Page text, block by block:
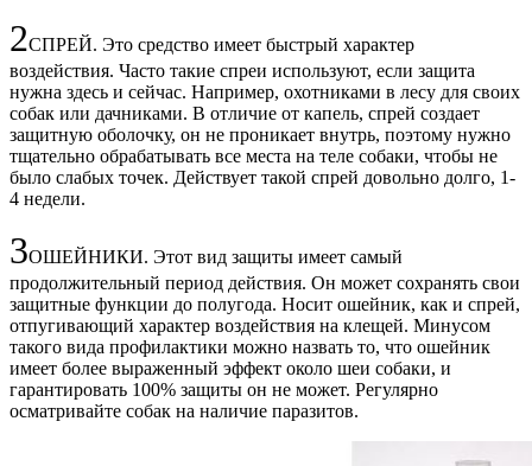
2СПРЕЙ. Это средство имеет быстрый характер
воздействия. Часто такие спреи используют, если защита
нужна здесь и сейчас. Например, охотниками в лесу для своих
собак или дачниками. В отличие от капель, спрей создает
защитную оболочку, он не проникает внутрь, поэтому нужно
тщательно обрабатывать все места на теле собаки, чтобы не
было слабых точек. Действует такой спрей довольно долго, 1-
4 недели.
3ОШЕЙНИКИ. Этот вид защиты имеет самый
продолжительный период действия. Он может сохранять свои
защитные функции до полугода. Носит ошейник, как и спрей,
отпугивающий характер воздействия на клещей. Минусом
такого вида профилактики можно назвать то, что ошейник
имеет более выраженный эффект около шеи собаки, и
гарантировать 100% защиты он не может. Регулярно
осматривайте собак на наличие паразитов.